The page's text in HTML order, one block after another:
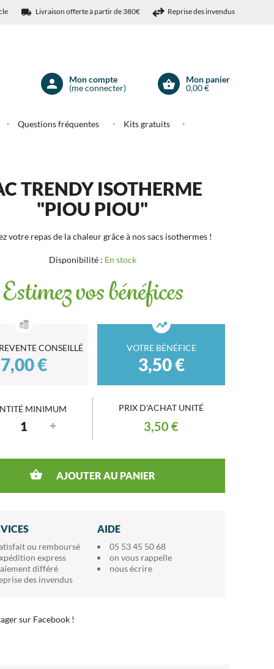
Livraison offerte à partir de 380€ Reprise des invendus
Mon panier
0,00 €
Mon
Mon compte
(me connecter)
Questions fréquentes Kits gratuits
TRENDY ISOTHERME
"PIOU PIOU"
votre repas de la chaleur grâce à nos sacs isothermes !
Disponibilité : En stock
Estimez vos bénéfices
CONSEILLÉ
7,00 €
VOTRE BÉNÉFICE
3,50 €
MINIMUM PRIX D'ACHAT UNITÉ
3,50 €
AJOUTER AU PANIER
ou remboursé
express
différé
des invendus
AIDE
05 53 45 50 68
on vous rappelle
nous écrire
sur Facebook !